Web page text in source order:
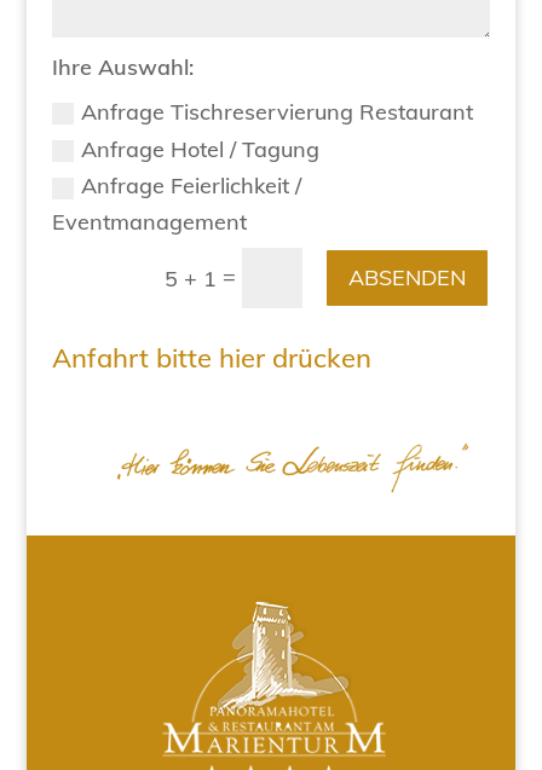
Ihre Auswahl:
Anfrage Tischreservierung Restaurant
Anfrage Hotel / Tagung
Anfrage Feierlichkeit /
Eventmanagement
5 + 1 = ABSENDEN
Anfahrt bitte hier drücken